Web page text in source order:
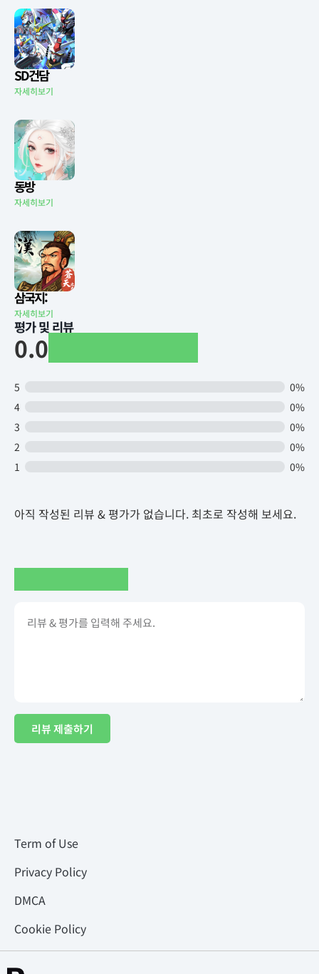
SD건담
자세히보기
동방
자세히보기
삼국지:
자세히보기
평가 및 리뷰
0.0
5
0%
4
0%
3
0%
2
0%
1
0%
아직 작성된 리뷰 & 평가가 없습니다. 최초로 작성해 보세요.
리뷰 제출하기
Term of Use
Privacy Policy
DMCA
Cookie Policy